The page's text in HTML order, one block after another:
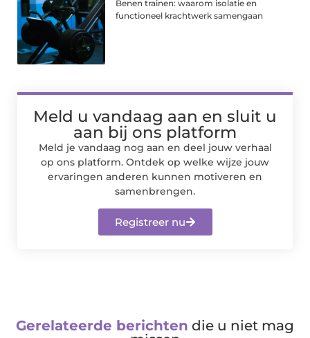
Benen trainen: waarom isolatie en
functioneel krachtwerk samengaan
Meld u vandaag aan en sluit u
aan bij ons platform
Meld je vandaag nog aan en deel jouw verhaal
op ons platform. Ontdek op welke wijze jouw
ervaringen anderen kunnen motiveren en
samenbrengen.
Registreer nu
Gerelateerde berichten die u niet mag